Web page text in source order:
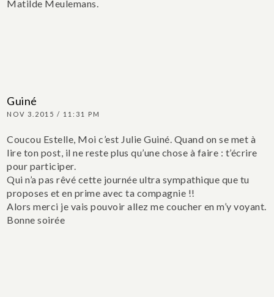
Matilde Meulemans.
Guiné
NOV 3.2015 / 11:31 PM
Coucou Estelle, Moi c’est Julie Guiné. Quand on se met à
lire ton post, il ne reste plus qu’une chose à faire : t’écrire
pour participer.
Qui n’a pas rêvé cette journée ultra sympathique que tu
proposes et en prime avec ta compagnie !!
Alors merci je vais pouvoir allez me coucher en m’y voyant.
Bonne soirée